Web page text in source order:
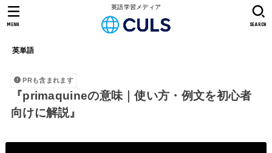
英語学習メディア
英単語
SEARCH
MENU
PRも含まれます
『primaquineの意味｜使い方・例文を初心者
向けに解説』